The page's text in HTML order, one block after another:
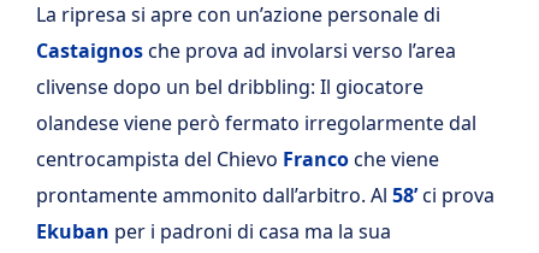
La ripresa si apre con un’azione personale di
Castaignosche prova ad involarsi verso l’area
clivense dopo un bel dribbling: Il giocatore
olandese viene però fermato irregolarmente dal
centrocampista del Chievo Francoche viene
prontamente ammonito dall’arbitro. Al 58’ci prova
Ekuban per i padroni di casa ma la sua